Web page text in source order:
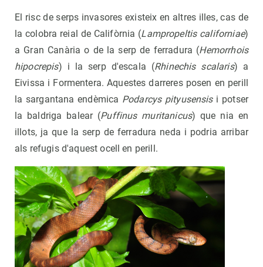
El risc de serps invasores existeix en altres illes, cas de
la colobra reial de Califòrnia (Lampropeltis californiae)
a Gran Canària o de la serp de ferradura (Hemorrhois
hipocrepis) i la serp d'escala (Rhinechis scalaris) a
Eivissa i Formentera. Aquestes darreres posen en perill
la sargantana endèmica Podarcys pityusensisi potser
la baldriga balear (Puffinus muritanicus) que nia en
illots, ja que la serp de ferradura neda i podria arribar
als refugis d'aquest ocell en perill.